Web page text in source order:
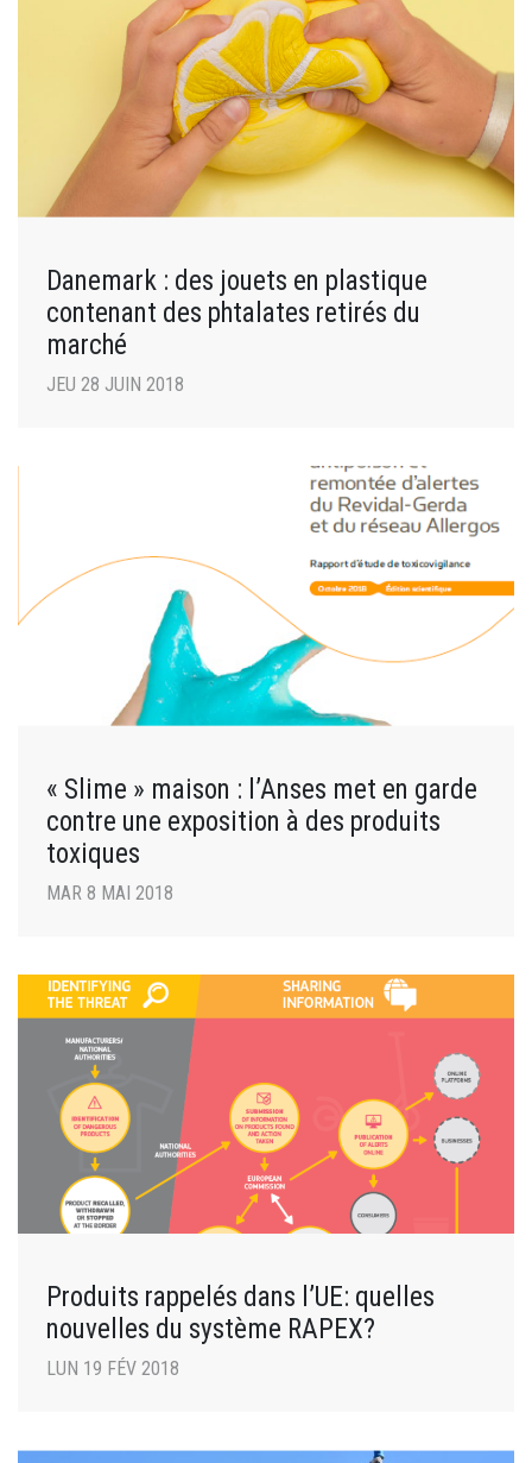
Danemark : des jouets en plastique
contenant des phtalates retirés du
marché
JEU 28 JUIN 2018
« Slime » maison : l’Anses met en garde
contre une exposition à des produits
toxiques
MAR 8 MAI 2018
Produits rappelés dans l’UE: quelles
nouvelles du système RAPEX?
LUN 19 FÉV 2018